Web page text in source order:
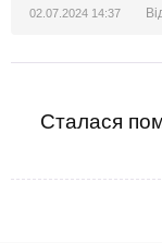
02.07.2024 14:37
Сталася